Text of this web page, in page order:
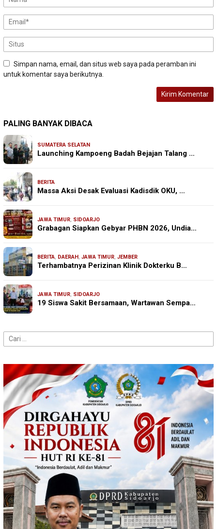
Simpan nama, email, dan situs web saya pada peramban ini
untuk komentar saya berikutnya.
PALING BANYAK DIBACA
SUMATERA SELATAN
Launching Kampoeng Badah Bejajan Talang …
BERITA
Massa Aksi Desak Evaluasi Kadisdik OKU, …
JAWA TIMUR, SIDOARJO
Grabagan Siapkan Gebyar PHBN 2026, Undia…
BERITA, DAERAH , JAWA TIMUR, JEMBER
Terhambatnya Perizinan Klinik Dokterku B…
JAWA TIMUR, SIDOARJO
19 Siswa Sakit Bersamaan, Wartawan Sempa…
Cari
untuk: